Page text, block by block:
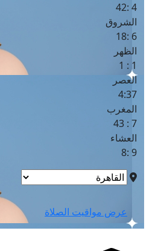
4 :42
الشروق
6 :18
الظهر
1 : 1
العصر
4:37
المغرب
7 : 43
العشاء
9 :8
عرض مواقيت الصلاة